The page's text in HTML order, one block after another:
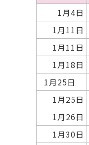
1月4日
1月11日
1月11日
1月18日
1月25日
1月25日
1月26日
1月30日